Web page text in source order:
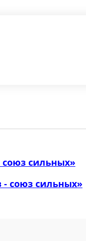
сильных»
союз сильных»